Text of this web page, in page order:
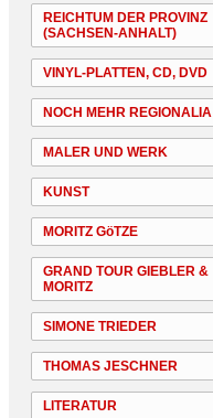
REICHTUM DER PROVINZ
(SACHSEN-ANHALT)
VINYL-PLATTEN, CD, DVD
NOCH MEHR REGIONALIA
MALER UND WERK
KUNST
MORITZ GöTZE
GRAND TOUR GIEBLER &
MORITZ
SIMONE TRIEDER
THOMAS JESCHNER
LITERATUR